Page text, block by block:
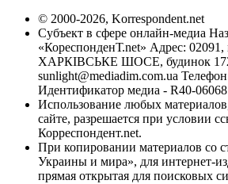
© 2000-2026, Korrespondent.net
Субъект в сфере онлайн-медиа
«КореспонденТ.net» Адрес: 02091,
ХАРКІВСЬКЕ ШОСЕ, будинок
sunlight@mediadim.com.ua
Идентификатор медиа - R40-06068
Использование любых
сайте, разрешается при условии
Корреспондент.net.
При копировании материалов со
Украины и мира», для интернет-
прямая открытая для поисковых